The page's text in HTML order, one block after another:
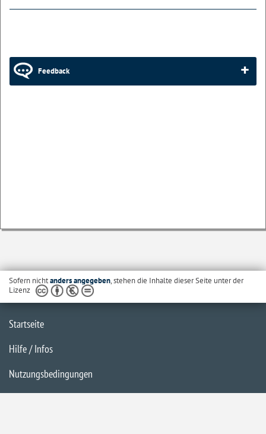
Feedback
Sofern nichtanders angegeben, stehen die Inhalte dieser Seite unter der
Lizenz
Startseite
Hilfe / Infos
Nutzungsbedingungen